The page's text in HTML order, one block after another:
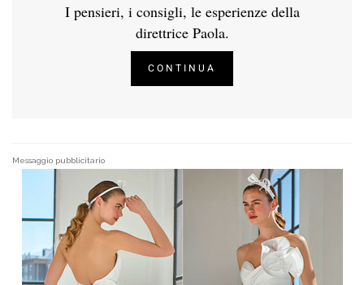
I pensieri, i consigli, le esperienze della
direttrice Paola.
CONTINUA
Messaggio pubblicitario